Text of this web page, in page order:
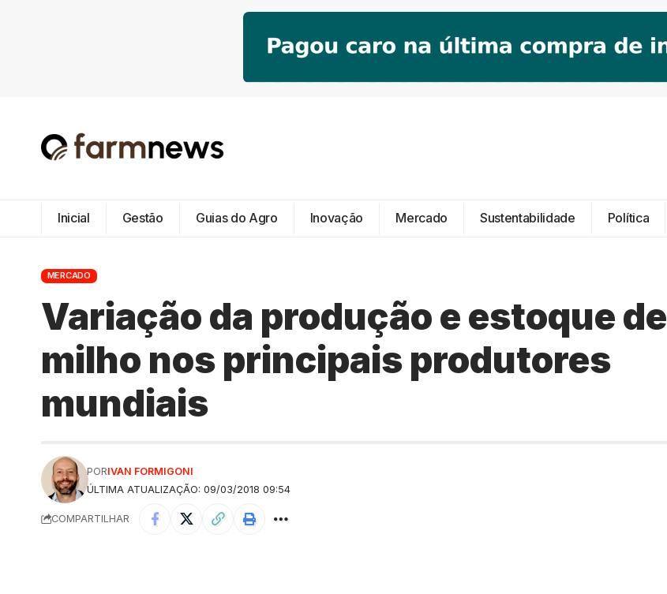
Inicial Gestão Guias do Agro Inovação Mercado Sustentabilidade Política
MERCADO
Variação da produção e estoque de
milho nos principais produtores
mundiais
ÚLTIMA ATUALIZAÇÃO: 09/03/2018 09:54
PORIVAN FORMIGONI
COMPARTILHAR